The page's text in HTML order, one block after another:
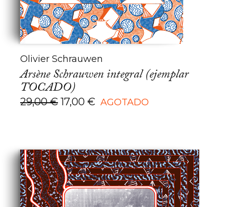
Olivier Schrauwen
Arsène Schrauwen integral (ejemplar
TOCADO)
29,00€ El
17,00 € El
AGOTADO